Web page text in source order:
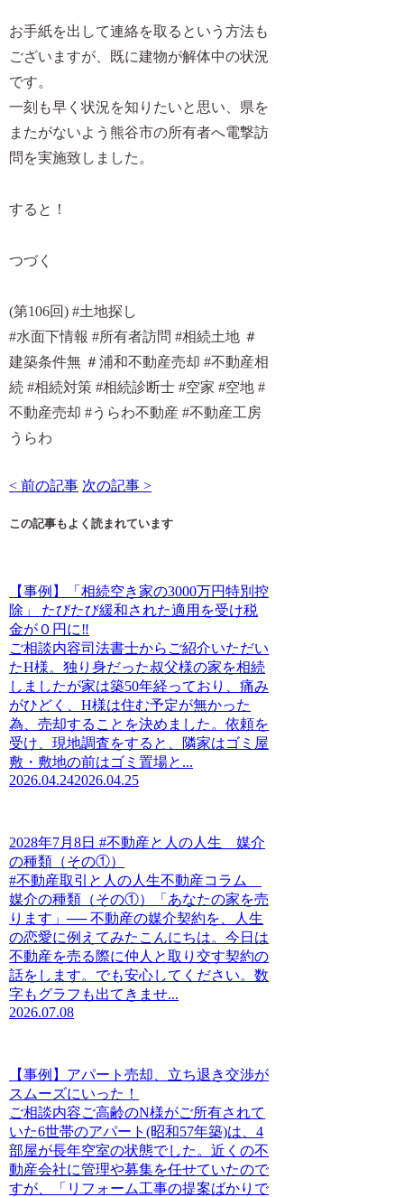
お手紙を出して連絡を取るという方法も
ございますが、既に建物が解体中の状況
です。
一刻も早く状況を知りたいと思い、県を
またがないよう熊谷市の所有者へ電撃訪
問を実施致しました。
すると！
つづく
(第106回) #土地探し
#水面下情報 #所有者訪問 #相続土地 ＃
建築条件無 ＃浦和不動産売却 #不動産相
続 #相続対策 #相続診断士 #空家 #空地 #
不動産売却 #うらわ不動産 #不動産工房
うらわ
< 前の記事 次の記事 >
この記事もよく読まれています
【事例】「相続空き家の3000万円特別控
除」 たびたび緩和された適用を受け税
金が０円に‼
ご相談内容司法書士からご紹介いただい
たH様。独り身だった叔父様の家を相続
しましたが家は築50年経っており、痛み
がひどく、H様は住む予定が無かった
為、売却することを決めました。依頼を
受け、現地調査をすると、隣家はゴミ屋
敷・敷地の前はゴミ置場と...
2026.04.242026.04.25
2028年7月8日 #不動産と人の人生 媒介
の種類（その①）
#不動産取引と人の人生不動産コラム
媒介の種類（その①）「あなたの家を売
ります」── 不動産の媒介契約を、人生
の恋愛に例えてみたこんにちは。今日は
不動産を売る際に仲人と取り交す契約の
話をします。でも安心してください。数
字もグラフも出てきませ...
2026.07.08
【事例】アパート売却、立ち退き交渉が
スムーズにいった！
ご相談内容ご高齢のN様がご所有されて
いた6世帯のアパート(昭和57年築)は、4
部屋が長年空室の状態でした。近くの不
動産会社に管理や募集を任せていたので
すが、「リフォーム工事の提案ばかりで